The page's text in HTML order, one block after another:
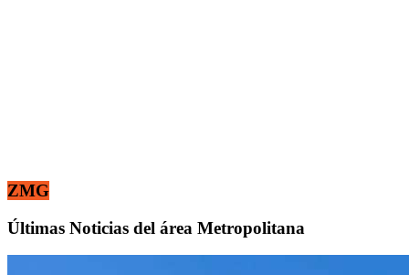
ZMG
Últimas Noticias del área Metropolitana